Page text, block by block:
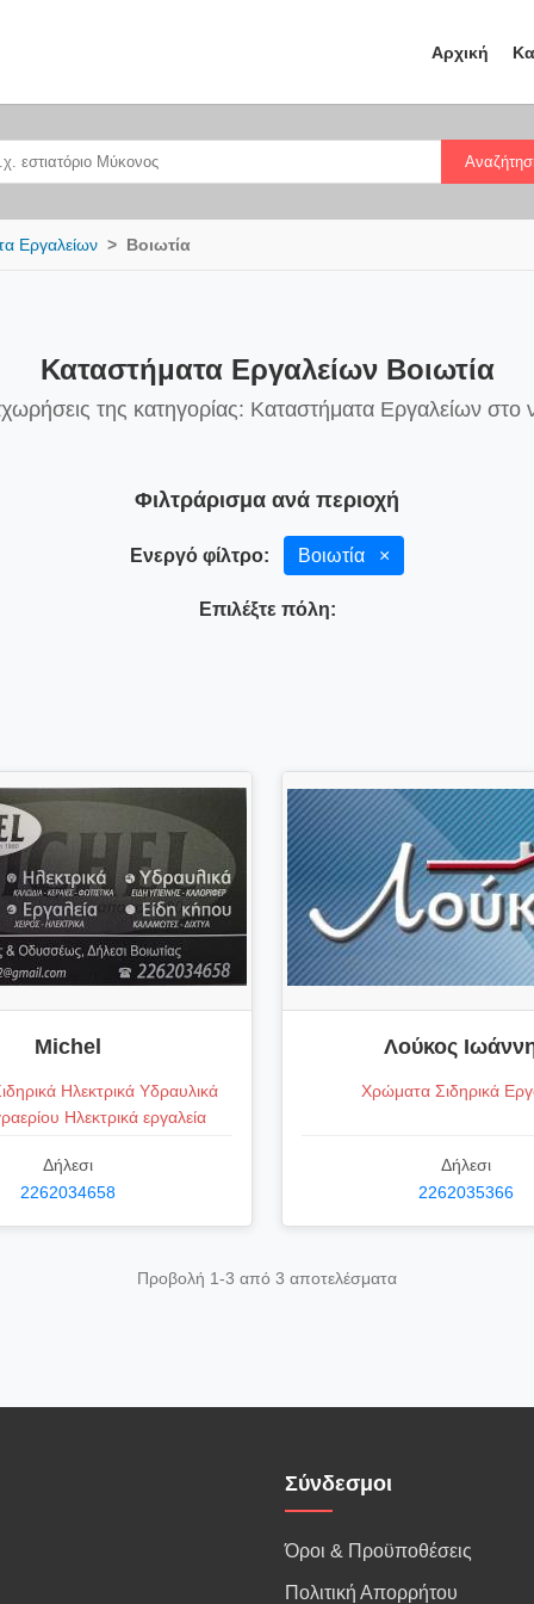
Αρχική
Εργαλείων Βοιωτία
Καταστήματα Εργαλείων Βοιωτία
της κατηγορίας: Καταστήματα Εργαλείων στο
Φιλτράρισμα ανά περιοχή
Ενεργό φίλτρο: Βοιωτία ×
Επιλέξτε πόλη:
Michel
Ηλεκτρικά Υδραυλικά
Ηλεκτρικά εργαλεία
Δήλεσι
2262034658
Λούκος
Χρώματα Σιδηρικά
Δήλεσι
2262035366
Προβολή 1-3 από 3 αποτελέσματα
Σύνδεσμοι
Όροι & Προϋποθέσεις
Πολιτική Απορρήτου